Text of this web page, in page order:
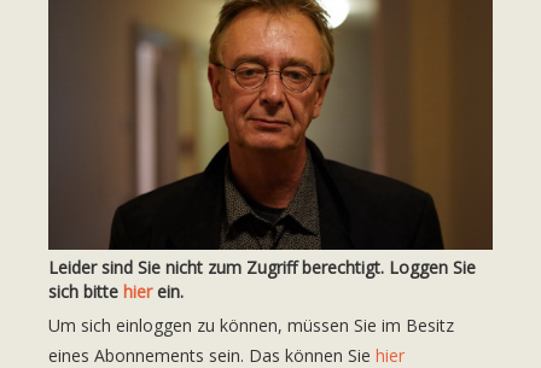
Leider sind Sie nicht zum Zugriff berechtigt. Loggen Sie
sich bitte hierein.
Um sich einloggen zu können, müssen Sie im Besitz
eines Abonnements sein. Das können Sie hier